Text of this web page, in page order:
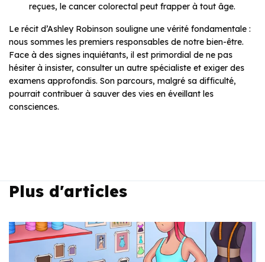
reçues, le cancer colorectal peut frapper à tout âge.
Le récit d’Ashley Robinson souligne une vérité fondamentale :
nous sommes les premiers responsables de notre bien-être.
Face à des signes inquiétants, il est primordial de ne pas
hésiter à insister, consulter un autre spécialiste et exiger des
examens approfondis. Son parcours, malgré sa difficulté,
pourrait contribuer à sauver des vies en éveillant les
consciences.
Plus d'articles